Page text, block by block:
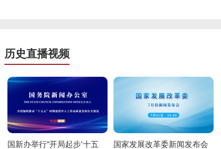
历史直播视频
国新办举行“开局起步‘十五
国家发展改革委新闻发布会